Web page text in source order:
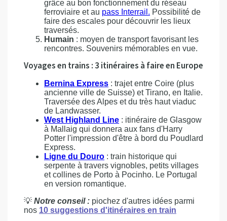
grâce au bon fonctionnement du réseau
ferroviaire et au pass Interrail. Possibilité de
faire des escales pour découvrir les lieux
traversés.
Humain : moyen de transport favorisant les
rencontres. Souvenirs mémorables en vue.
Voyages en trains : 3 itinéraires à faire en Europe
Bernina Express : trajet entre Coire (plus
ancienne ville de Suisse) et Tirano, en Italie.
Traversée des Alpes et du très haut viaduc
de Landwasser.
West Highland Line : itinéraire de Glasgow
à Mallaig qui donnera aux fans d'Harry
Potter l'impression d'être à bord du Poudlard
Express.
Ligne du Douro : train historique qui
serpente à travers vignobles, petits villages
et collines de Porto à Pocinho. Le Portugal
en version romantique.
💡 Notre conseil : piochez d'autres idées parmi
nos 10 suggestions d'itinéraires en train